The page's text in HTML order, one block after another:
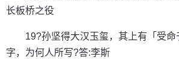
长板桥之役
19?孙坚得大汉玉玺，其上有「受命
字，为何人所写?答:李斯